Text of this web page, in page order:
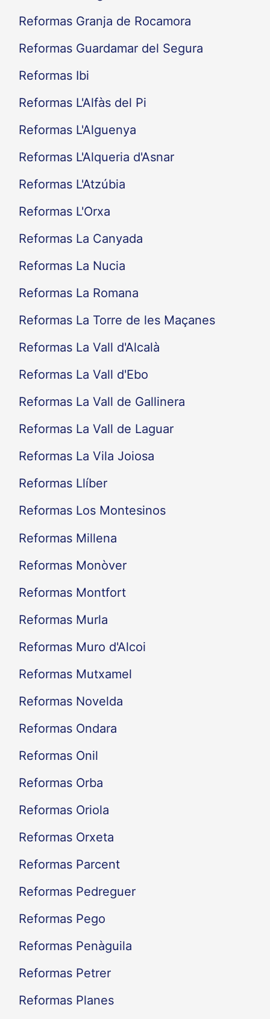
Reformas Granja de Rocamora
Reformas Guardamar del Segura
Reformas Ibi
Reformas L'Alfàs del Pi
Reformas L'Alguenya
Reformas L'Alqueria d'Asnar
Reformas L'Atzúbia
Reformas L'Orxa
Reformas La Canyada
Reformas La Nucia
Reformas La Romana
Reformas La Torre de les Maçanes
Reformas La Vall d'Alcalà
Reformas La Vall d'Ebo
Reformas La Vall de Gallinera
Reformas La Vall de Laguar
Reformas La Vila Joiosa
Reformas Llíber
Reformas Los Montesinos
Reformas Millena
Reformas Monòver
Reformas Montfort
Reformas Murla
Reformas Muro d'Alcoi
Reformas Mutxamel
Reformas Novelda
Reformas Ondara
Reformas Onil
Reformas Orba
Reformas Oriola
Reformas Orxeta
Reformas Parcent
Reformas Pedreguer
Reformas Pego
Reformas Penàguila
Reformas Petrer
Reformas Planes